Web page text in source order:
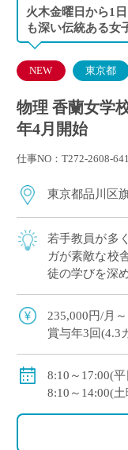
火木金曜日から1
も深い伝統ある女
NEW 東京都
物理 香蘭女学
年4月開始
仕事NO：T272-2608-
東京都品川区
若手教員が多
ガが素敵な校
徒の学びを深
235,000円/月
賞与年3回(4.3
大学新卒者の
大学院卒者の
8:10～17:00(
8:10～14:00(
日、祝祭日、